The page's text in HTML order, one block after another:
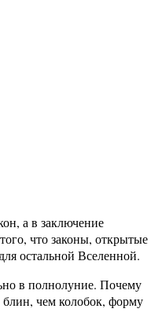
а в заключение
что законы, открытые
остальной Вселенной.
в полнолуние. Почему
чем колобок, форму